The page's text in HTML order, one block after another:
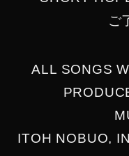
ご
ALL SONGS
ITOH NOBUO,